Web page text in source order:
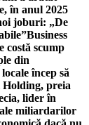
în anul 2025
joburi: „De
Business
costă scump
din
încep să
Holding, preia
lider în
miliardarilor